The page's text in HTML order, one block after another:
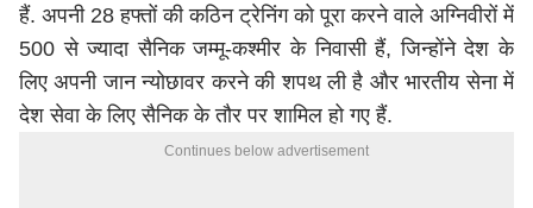
हैं. अपनी 28 हफ्तों की कठिन ट्रेनिंग को पूरा करने वाले अग्निवीरों में
500 से ज्यादा सैनिक जम्मू-कश्मीर के निवासी हैं, जिन्होंने देश के
लिए अपनी जान न्योछावर करने की शपथ ली है और भारतीय सेना में
देश सेवा के लिए सैनिक के तौर पर शामिल हो गए हैं.
Continues below advertisement